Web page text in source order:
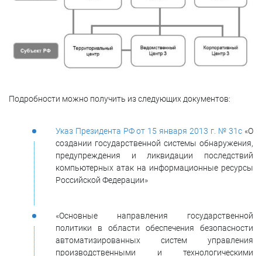
Подробности можно получить из следующих документов:
Указ Президента РФ от 15 января 2013 г. № 31с «О
создании государственной системы обнаружения,
предупреждения и ликвидации последствий
компьютерных атак на информационные ресурсы
Российской Федерации»
«Основные направления государственной
политики в области обеспечения безопасности
автоматизированных систем управления
производственными и технологическими